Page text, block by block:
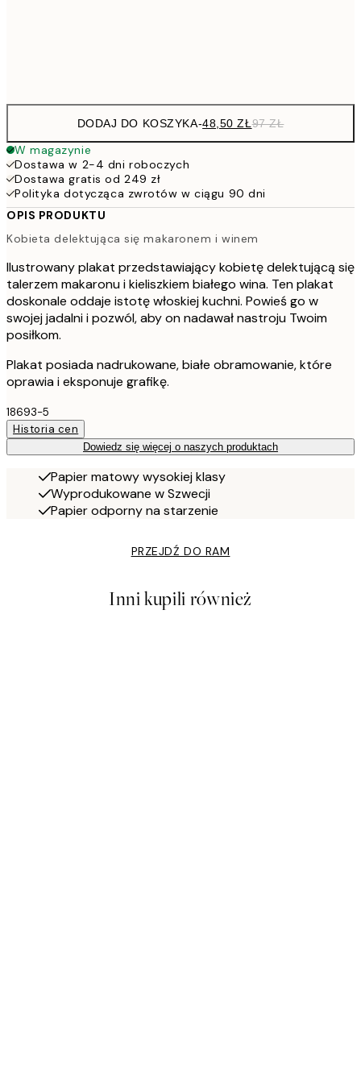
DODAJ DO KOSZYKA-48,50 ZŁ97 ZŁ
W magazynie
Dostawa w 2-4 dni roboczych
Dostawa gratis od 249 zł
Polityka dotycząca zwrotów w ciągu 90 dni
OPIS PRODUKTU
Kobieta delektująca się makaronem i winem
Ilustrowany plakat przedstawiający kobietę delektującą się
talerzem makaronu i kieliszkiem białego wina. Ten plakat
doskonale oddaje istotę włoskiej kuchni. Powieś go w
swojej jadalni i pozwól, aby on nadawał nastroju Twoim
posiłkom.
Plakat posiada nadrukowane, białe obramowanie, które
oprawia i eksponuje grafikę.
18693-5
Historia cen
Dowiedz się więcej o naszych produktach
Papier matowy wysokiej klasy
Wyprodukowane w Szwecji
Papier odporny na starzenie
PRZEJDŹ DO RAM
Inni kupili również